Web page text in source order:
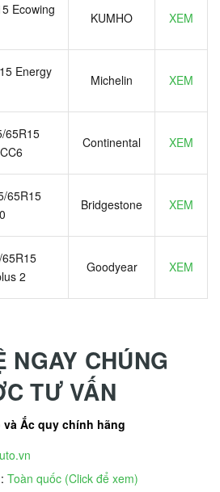
Ecowing
KUMHO XEM
Energy
Michelin XEM
65R15
Continental XEM
65R15
Bridgestone XEM
2
Goodyear XEM
NGAY CHÚNG
TƯ VẤN
Ắc quy chính hãng
: Toàn quốc (Click để xem)